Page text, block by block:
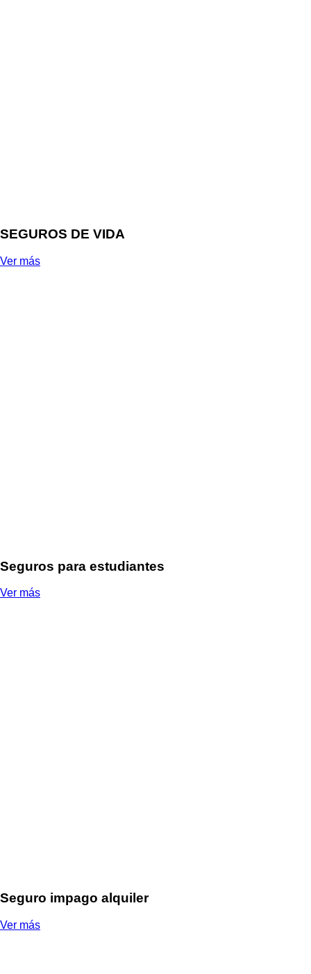
SEGUROS DE VIDA
Ver más
Seguros para estudiantes
Ver más
Seguro impago alquiler
Ver más